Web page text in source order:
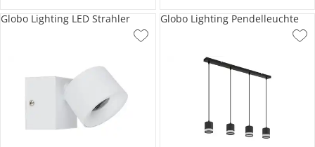
Globo Lighting LED Strahler Globo Lighting Pendelleuchte